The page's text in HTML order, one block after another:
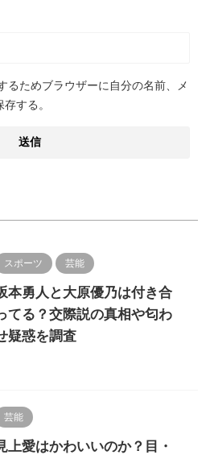
るためブラウザーに自分の名前、メ
する。
スポーツ 芸能
本勇人と大原優乃は付き合
てる？交際説の真相や匂わ
疑惑を調査
芸能
上愛はかわいいのか？目・